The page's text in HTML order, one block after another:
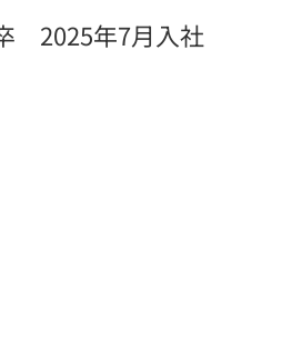
2025年7月入社